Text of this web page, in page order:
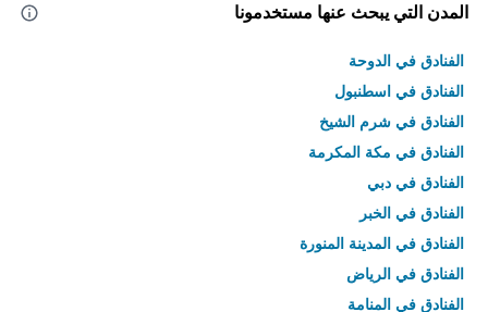
المدن التي يبحث عنها مستخدمونا
الفنادق في الدوحة
الفنادق في اسطنبول
الفنادق في شرم الشيخ
الفنادق في مكة المكرمة
الفنادق في دبي
الفنادق في الخبر
الفنادق في المدينة المنورة
الفنادق في الرياض
الفنادق في المنامة